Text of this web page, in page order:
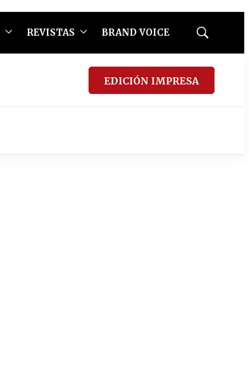
REVISTAS BRAND VOICE
Mostrar
EDICIÓN IMPRESA